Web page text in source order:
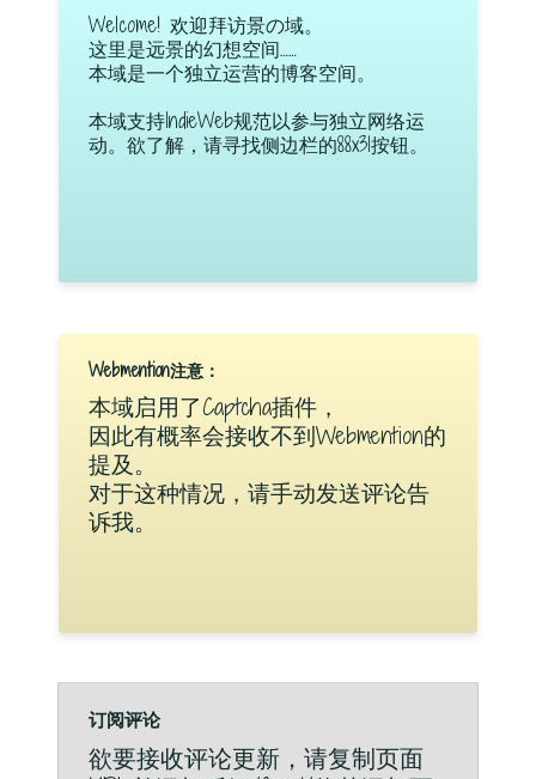
Welcome! 欢迎拜访景の域。
这里是远景的幻想空间……
本域是一个独立运营的博客空间。
本域支持IndieWeb规范以参与独立网络运
动。欲了解，请寻找侧边栏的88x31按钮。
Webmention注意：
本域启用了Captcha插件，
因此有概率会接收不到Webmention的
提及。
对于这种情况，请手动发送评论告
诉我。
订阅评论
欲要接收评论更新，请复制页面